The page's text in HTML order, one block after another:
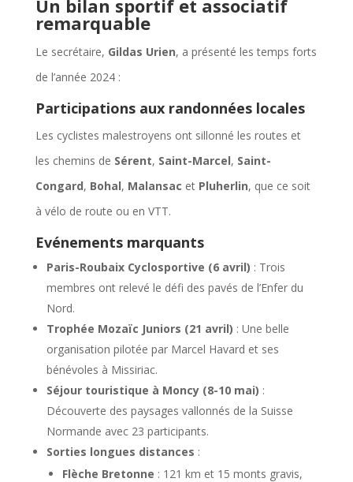
Un bilan sportif et associatif
remarquable
Le secrétaire, Gildas Urien, a présenté les temps forts
de l’année 2024 :
Participations aux randonnées locales
Les cyclistes malestroyens ont sillonné les routes et
les chemins de Sérent, Saint-Marcel, Saint-
Congard, Bohal, Malansac et Pluherlin, que ce soit
à vélo de route ou en VTT.
Evénements marquants
Paris-Roubaix Cyclosportive (6 avril) : Trois
membres ont relevé le défi des pavés de l’Enfer du
Nord.
Trophée Mozaïc Juniors (21 avril) : Une belle
organisation pilotée par Marcel Havard et ses
bénévoles à Missiriac.
Séjour touristique à Moncy (8-10 mai) :
Découverte des paysages vallonnés de la Suisse
Normande avec 23 participants.
Sorties longues distances :
Flèche Bretonne : 121 km et 15 monts gravis,